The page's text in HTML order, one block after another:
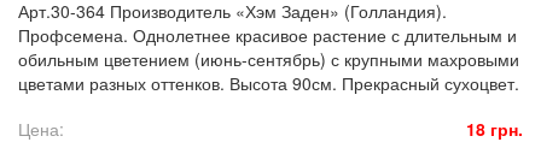
Арт.30-364 Производитель «Хэм Заден» (Голландия).
Профсемена. Однолетнее красивое растение с длительным и
обильным цветением (июнь-сентябрь) с крупными махровыми
цветами разных оттенков. Высота 90см. Прекрасный сухоцвет.
Цена:
18 грн.